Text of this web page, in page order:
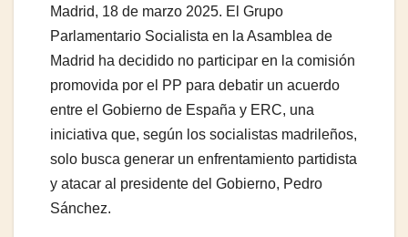
Madrid, 18 de marzo 2025. El Grupo
Parlamentario Socialista en la Asamblea de
Madrid ha decidido no participar en la comisión
promovida por el PP para debatir un acuerdo
entre el Gobierno de España y ERC, una
iniciativa que, según los socialistas madrileños,
solo busca generar un enfrentamiento partidista
y atacar al presidente del Gobierno, Pedro
Sánchez.